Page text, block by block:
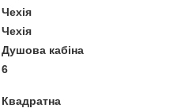
Чехія
Чехія
Душова кабіна
6
Квадратна